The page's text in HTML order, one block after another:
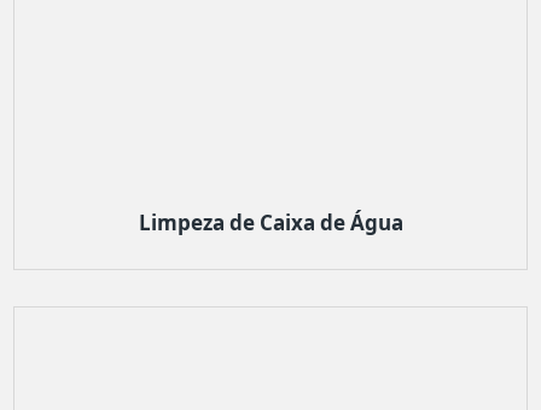
Limpeza de Caixa de Água